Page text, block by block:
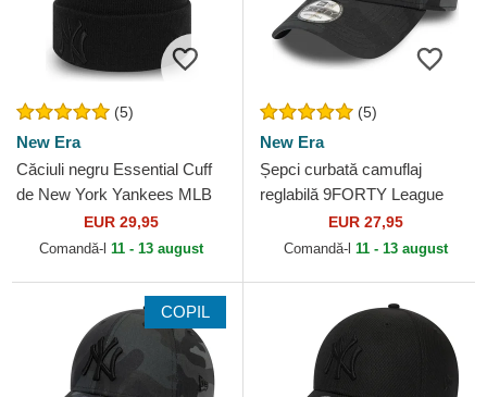
(5)
New Era
Căciuli negru Essential Cuff
de New York Yankees MLB
de New EraEUR 29,95
Comandă-l 11 - 13 august
(5)
New Era
Șepci curbată camuflaj
reglabilă 9FORTY League
Essential de New York
Yankees MLB de New Era
EUR 27,95
Comandă-l 11 - 13 august
COPIL